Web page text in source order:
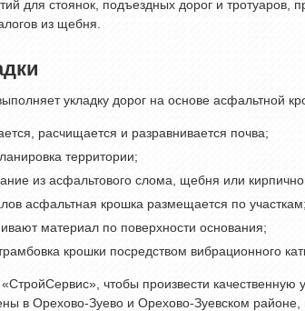
для стоянок, подъездных дорог и тротуаров,
из щебня.
укладку дорог на основе асфальтной
расчищается и разравнивается почва;
территории;
из асфальтового слома, щебня или
асфальтная крошка размещается по участкам;
материал по поверхности основания;
крошки посредством вибрационного
чтобы произвести качественную
в Орехово-Зуево и Орехово-Зуевском